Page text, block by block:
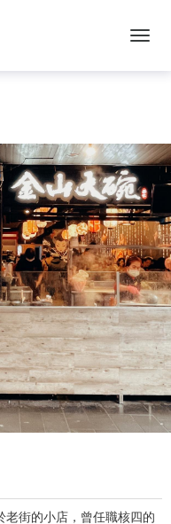
街的小店，曾任職核四的